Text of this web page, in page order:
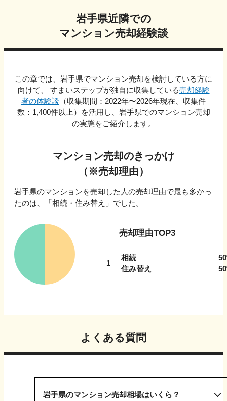
岩手県近隣での
マンション売却経験談
この章では、 岩手県でマンション売却を検討している方に
向けて、 すまいステップが独自に収集している売却経験
者の体験談 （収集期間：2022年〜2026年現在、収集件
数： 1,400件以上）を活用し、 岩手県でのマンション売却
の実態をご紹介します。
マンション売却のきっかけ
（※売却理由）
岩手県のマンションを売却した人の売却理由で最も多かっ
たのは、「相続・住み替え 」でした。
売却理由TOP3
1
相続 50
住み替え
50
よくある質問
岩手県のマンション売却相場はいくら？